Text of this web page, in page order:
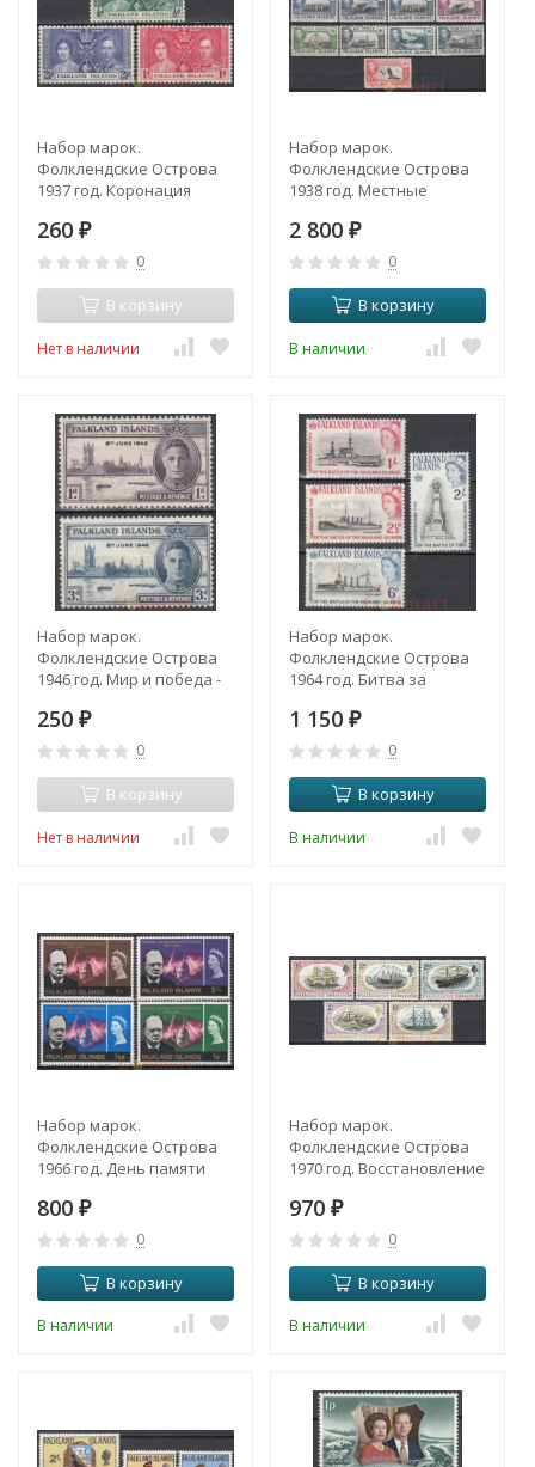
Набор марок.
Фолклендские Острова
1937 год. Коронация
королевы Елизаветы. (3
марки)
260 ₽
0
В корзину
Нет в наличии
Набор марок.
Фолклендские Острова
1938 год. Местные
2 800 ₽
0
В корзину
В наличии
Набор марок.
Фолклендские Острова
1946 год. Мир и победа -
парламента в Лондоне.
(2 марки)
250 ₽
0
В корзину
Нет в наличии
Набор марок.
Фолклендские Острова
1964 год. Битва за
(4 марки)
1 150 ₽
0
В корзину
В наличии
Набор марок.
Фолклендские Острова
1966 год. День памяти
(4 марки)
800 ₽
0
В корзину
В наличии
Набор марок.
Фолклендские Острова
1970 год. Восстановление
(5 марок)
970 ₽
0
В корзину
В наличии